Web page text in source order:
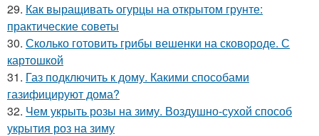
29. Как выращивать огурцы на открытом грунте:
практические советы
30. Сколько готовить грибы вешенки на сковороде. С
картошкой
31. Газ подключить к дому. Какими способами
газифицируют дома?
32. Чем укрыть розы на зиму. Воздушно-сухой способ
укрытия роз на зиму